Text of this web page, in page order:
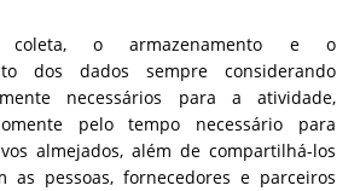
coleta, o armazenamento e o
dos dados sempre considerando
necessários para a atividade,
pelo tempo necessário para
almejados, além de compartilhá-los
as pessoas, fornecedores e parceiros